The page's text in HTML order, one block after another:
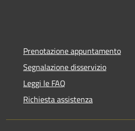
Prenotazione appuntamento
Segnalazione disservizio
Leggi le FAQ
Richiesta assistenza